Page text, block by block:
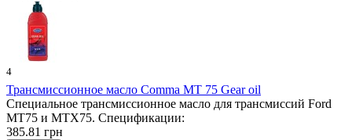
4
Трансмиссионное масло Comma MT 75 Gear oil
Специальное трансмиссионное масло для трансмиссий Ford
MT75 и MTX75. Спецификации:
385.81 грн